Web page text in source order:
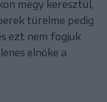
megy keresztül,
türelme pedig
ezt nem fogjuk
elnöke a